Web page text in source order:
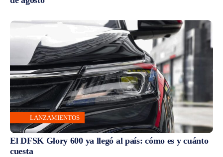
LANZAMIENTOS
El DFSK Glory 600 ya llegó al país: cómo es y cuánto
cuesta